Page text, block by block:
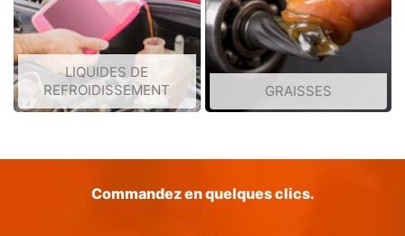
LIQUIDES DE
REFROIDISSEMENT
GRAISSES
Commandez en quelques clics.